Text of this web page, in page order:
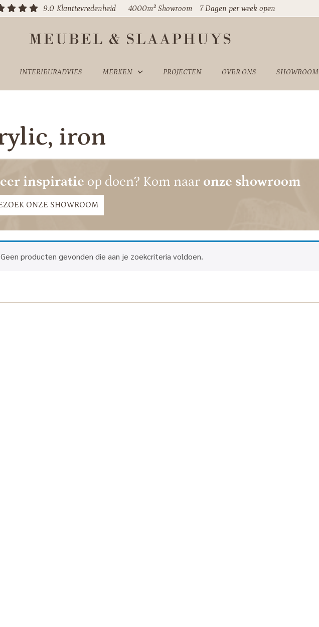
9.0 Klanttevredenheid 4000m² Showroom 7 Dagen per week open
INTERIEURADVIES MERKEN PROJECTEN OVER ONS SHOWROOM
iron
inspiratie op doen? Kom naar onze showroom
ONZE SHOWROOM
Geen producten gevonden die aan je zoekcriteria voldoen.